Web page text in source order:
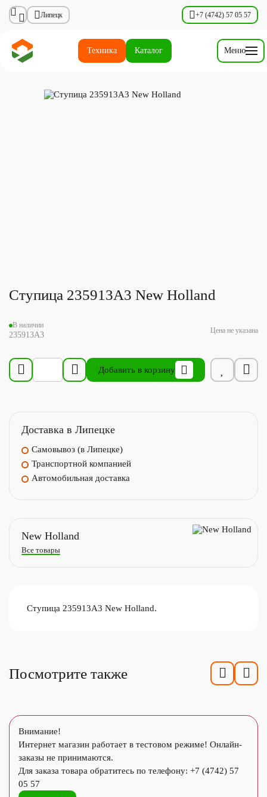
Липецк +7 (4742) 57 05 57
Техника Каталог Меню
Ступица 235913A3 New Holland
В наличии
235913A3 Цена не указана
Добавить в корзину
Доставка в Липецке
Самовывоз (в Липецке)
Транспортной компанией
Автомобильная доставка
New Holland
Все товары
Ступица 235913A3 New Holland.
Посмотрите также
Внимание!
Интернет магазин работает в тестовом режиме! Онлайн-
заказы не принимаются.
Для заказа товара обратитесь по телефону: +7 (4742) 57
05 57